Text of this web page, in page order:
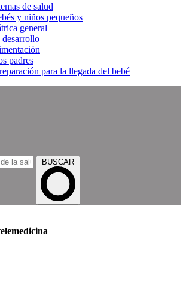
de salud
y niños pequeños
general
padres
para la llegada del bebé
BUSCAR